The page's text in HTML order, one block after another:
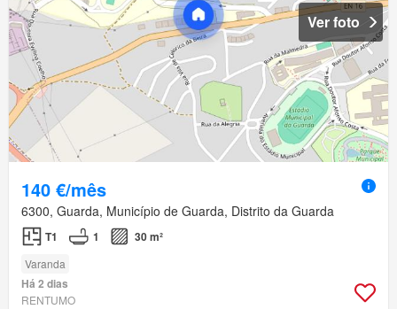
Ver foto
140 €/mês
6300, Guarda, Município de Guarda, Distrito da Guarda
T1 1 30 m²
Varanda
Há 2 dias
RENTUMO